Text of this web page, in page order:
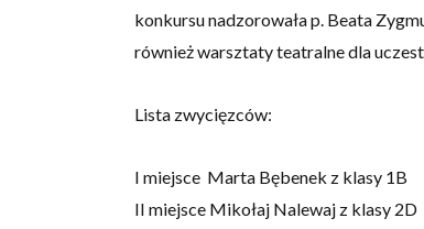
konkursu nadzorowała p. Beata
również warsztaty teatralne dla
Lista zwycięzców:
I miejsce Marta Bębenek z klasy 1B
II miejsce Mikołaj Nalewaj z klasy 2D